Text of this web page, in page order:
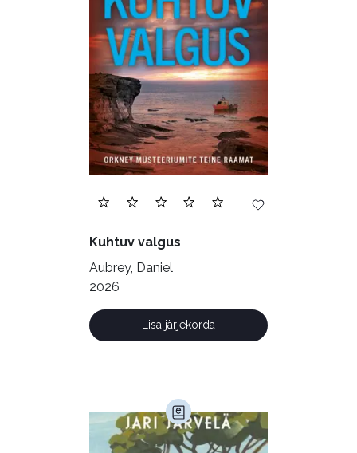
Eesti kirjandus (1776)
Ettevõtlus (30)
Filoloogia (121)
Filosoofia (148)
Geograafia (65)
Haridus (20)
Ilukirjandus (4255)
Krimi ja põnevik (1286)
Kultuur ja teadus (45)
Kunst ja looming (86)
Laste- ja noortekirjandus (581)
Loodusteadus (32)
Maamajandus (24)
Kuhtuv valgus
Aubrey, Daniel
2026
Lisa järjekorda